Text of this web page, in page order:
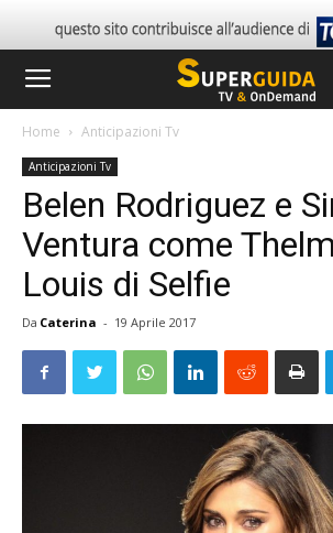
Home Anticipazioni Tv
Anticipazioni Tv
Belen Rodriguez e
Ventura come
Louis di Selfie
Da Caterina - 19 Aprile 2017